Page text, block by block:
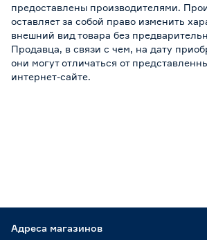
предоставлены производителями.
оставляет за собой право изменить
внешний вид товара без
Продавца, в связи с чем, на дату
они могут отличаться от
интернет-сайте.
Адреса магазинов